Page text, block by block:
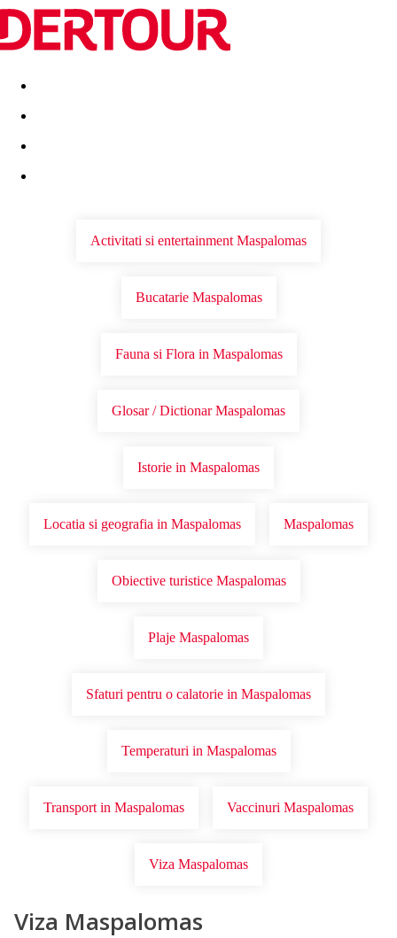
Destinatii Vacanta perfecta OFERTE DE NERATAT
Activitati si entertainment Maspalomas
Bucatarie Maspalomas
Fauna si Flora in Maspalomas
Glosar / Dictionar Maspalomas
Istorie in Maspalomas
Locatia si geografia in Maspalomas Maspalomas
Obiective turistice Maspalomas
Plaje Maspalomas
Sfaturi pentru o calatorie in Maspalomas
Temperaturi in Maspalomas
Transport in Maspalomas Vaccinuri Maspalomas
Viza Maspalomas
Viza Maspalomas